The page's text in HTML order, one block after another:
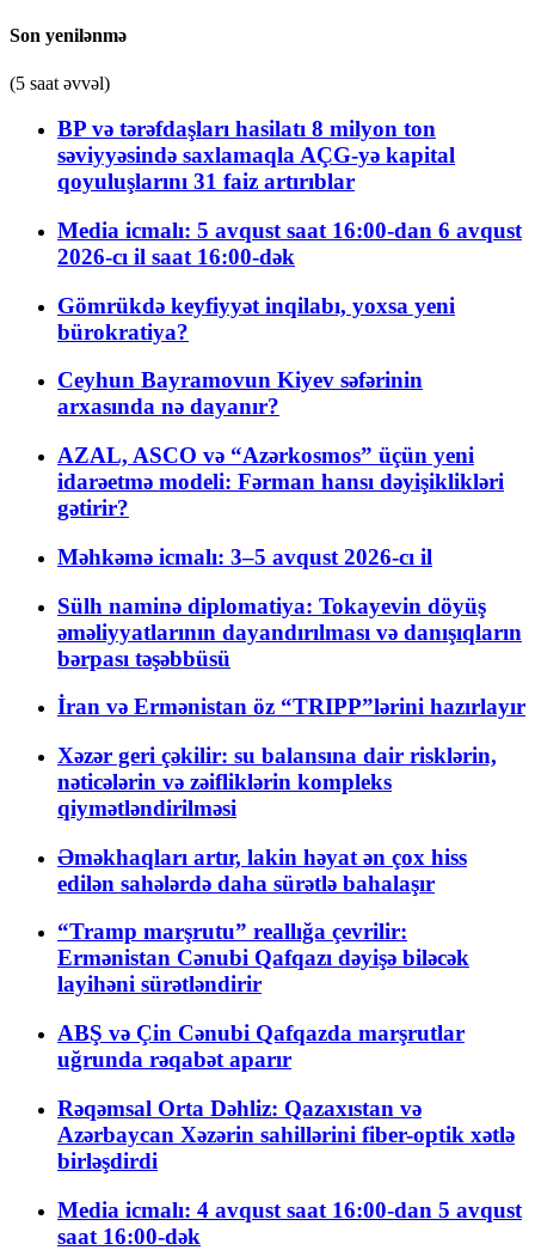
Son yenilənmə
(5 saat əvvəl)
BP və tərəfdaşları hasilatı 8 milyon ton
səviyyəsində saxlamaqla AÇG-yə kapital
qoyuluşlarını 31 faiz artırıblar
Media icmalı: 5 avqust saat 16:00-dan 6 avqust
2026-cı il saat 16:00-dək
Gömrükdə keyfiyyət inqilabı, yoxsa yeni
bürokratiya?
Ceyhun Bayramovun Kiyev səfərinin
arxasında nə dayanır?
AZAL, ASCO və “Azərkosmos” üçün yeni
idarəetmə modeli: Fərman hansı dəyişiklikləri
gətirir?
Məhkəmə icmalı: 3–5 avqust 2026-cı il
Sülh naminə diplomatiya: Tokayevin döyüş
əməliyyatlarının dayandırılması və danışıqların
bərpası təşəbbüsü
İran və Ermənistan öz “TRIPP”lərini hazırlayır
Xəzər geri çəkilir: su balansına dair risklərin,
nəticələrin və zəifliklərin kompleks
qiymətləndirilməsi
Əməkhaqları artır, lakin həyat ən çox hiss
edilən sahələrdə daha sürətlə bahalaşır
“Tramp marşrutu” reallığa çevrilir:
Ermənistan Cənubi Qafqazı dəyişə biləcək
layihəni sürətləndirir
ABŞ və Çin Cənubi Qafqazda marşrutlar
uğrunda rəqabət aparır
Rəqəmsal Orta Dəhliz: Qazaxıstan və
Azərbaycan Xəzərin sahillərini fiber-optik xətlə
birləşdirdi
Media icmalı: 4 avqust saat 16:00-dan 5 avqust
saat 16:00-dək